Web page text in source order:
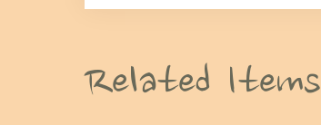
Related Items